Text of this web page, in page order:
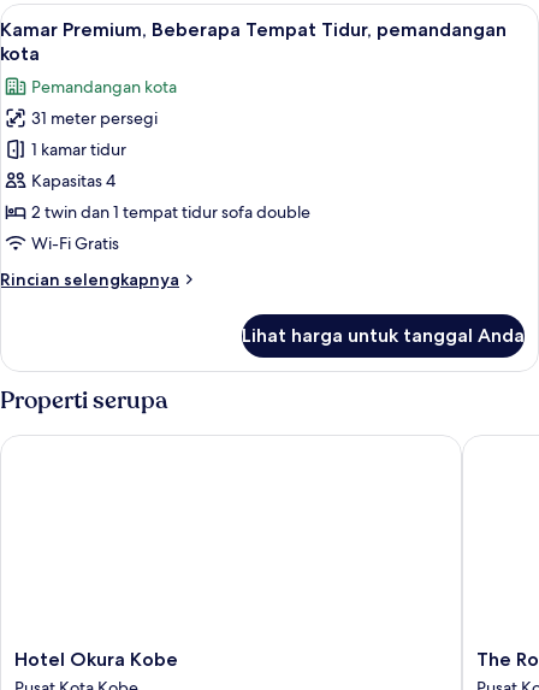
kamar
tidur
Floor)
Lihat
semua
foto
untuk
Kamar
Premium,
Beberapa
Tempat
Tidur,
kota
Brankas, meja kerja, ruang kerja
7
Kamar Premium, Beberapa Tempat Tidur, pemandangan
kota
Pemandangan kota
31 meter persegi
1 kamar tidur
Kapasitas 4
2 twin dan 1 tempat tidur sofa double
Wi-Fi Gratis
Rincian selengkapnya
Rincian
Kamar
Beberapa
Tidur,
Lihat harga untuk tanggal Anda
Properti serupa
Hotel
Okura
Hotel Okura Kobe
Hotel Okura Kobe
The
Royal
The
The